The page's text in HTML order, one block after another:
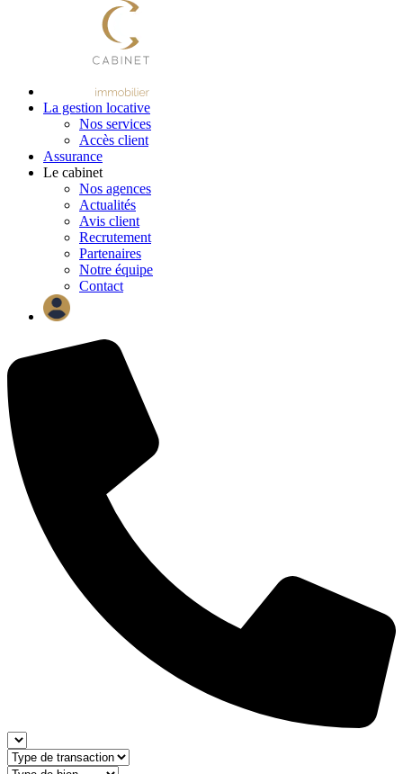
La gestion locative
Nos services
Accès client
Assurance
Le cabinet
Nos agences
Actualités
Avis client
Recrutement
Partenaires
Notre équipe
Contact